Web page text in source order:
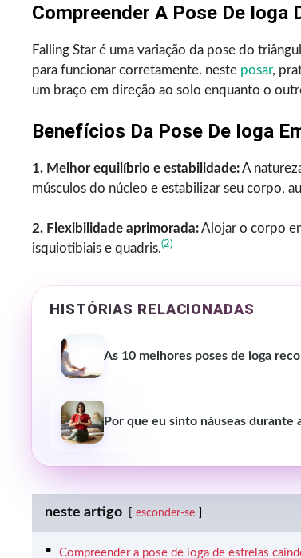
Compreender A Pose De Ioga
Falling Star é uma variação da pose do
para funcionar corretamente. neste posar,
um braço em direção ao solo enquanto o
Benefícios Da Pose De Ioga
1. Melhor equilíbrio e estabilidade:A
músculos do núcleo e estabilizar seu corpo,
2. Flexibilidade aprimorada:Alojar o corpo
isquiotibiais e quadris.(2)
HISTÓRIAS RELACIONADAS
As 10 melhores poses de ioga
Por que eu sinto náuseas
neste artigo esconder-se
Compreender a pose de ioga de estrelas